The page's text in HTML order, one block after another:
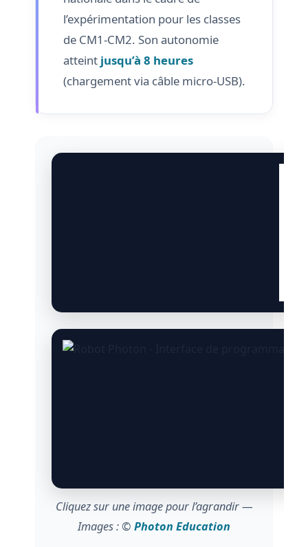
l’expérimentation pour les classes
de CM1-CM2. Son autonomie
atteint jusqu’à 8 heures
(chargement via câble micro-USB).
Cliquez sur une image pour l’agrandir —
Images : © Photon Education